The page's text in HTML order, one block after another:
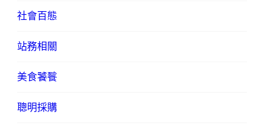
社會百態
站務相關
美食饕餮
聰明採購